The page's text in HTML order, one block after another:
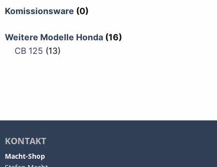
Komissionsware (0)
Weitere Modelle Honda (16)
CB 125 (13)
KONTAKT
Macht-Shop